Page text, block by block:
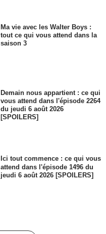
Ma vie avec les Walter Boys :
tout ce qui vous attend dans la
saison 3
Demain nous appartient : ce qui
vous attend dans l'épisode 2264
du jeudi 6 août 2026
[SPOILERS]
Ici tout commence : ce qui vous
attend dans l'épisode 1496 du
jeudi 6 août 2026 [SPOILERS]